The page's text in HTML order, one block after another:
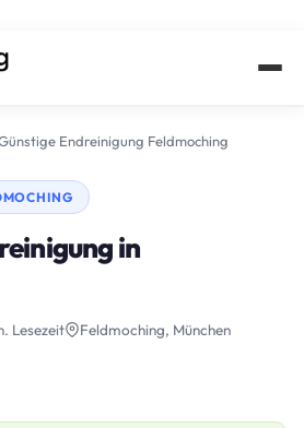
Endreinigung Feldmoching
in
Lesezeit
Feldmoching, München